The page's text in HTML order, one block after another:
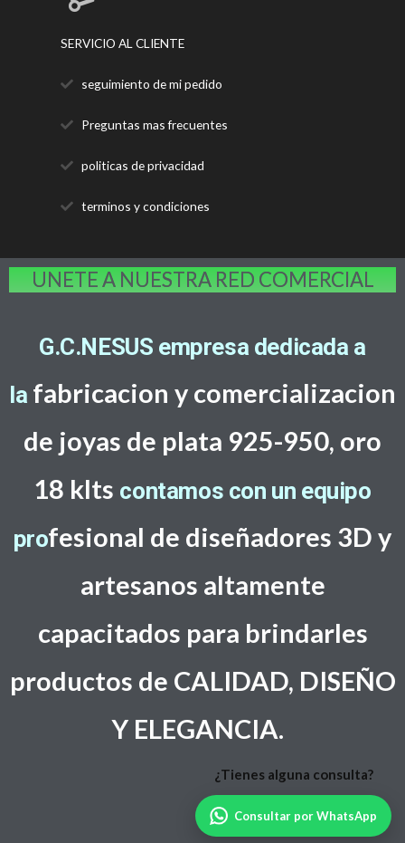
SERVICIO AL CLIENTE
seguimiento de mi pedido
Preguntas mas frecuentes
politicas de privacidad
terminos y condiciones
UNETE A NUESTRA RED COMERCIAL
G.C.NESUS empresa dedicada a
la fabricacion y comercializacion
de joyas de plata 925-950, oro
18 klts contamos con un equipo
profesional de diseñadores 3D y
artesanos altamente
capacitados para brindarles
productos de CALIDAD, DISEÑO
Y ELEGANCIA.
Consultar por WhatsApp